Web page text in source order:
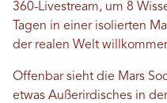
360-Livestream, um 8
Tagen in einer isolierten
der realen Welt
Offenbar sieht die Mars
etwas Außerirdisches in